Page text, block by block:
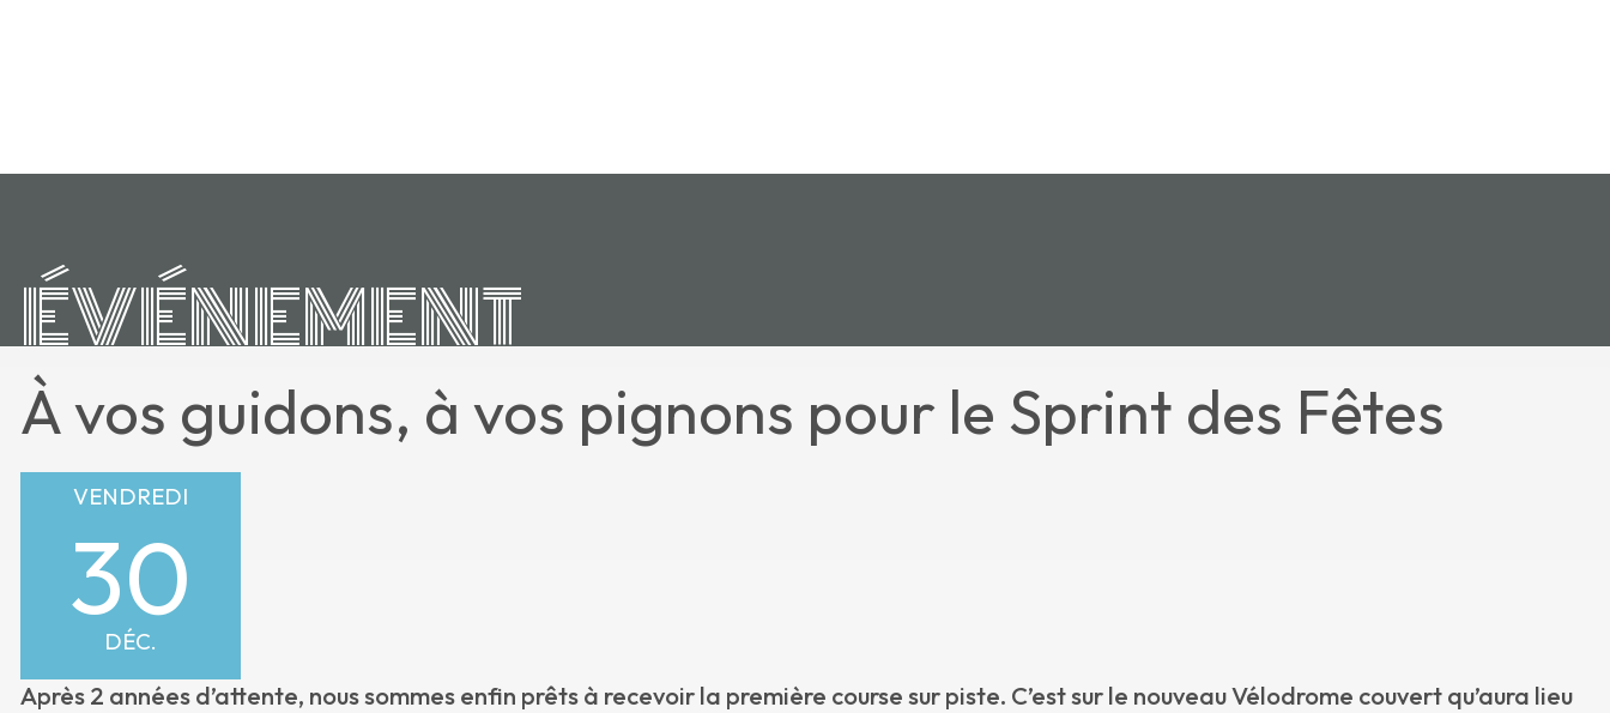
ÉVÉNEMENT
À vos guidons, à vos pignons pour le Sprint des Fêtes
VENDREDI
30
DÉC.
Après 2 années d’attente, nous sommes enfin prêts à recevoir la première course sur piste. C’est sur le nouveau Vélodrome couvert qu’aura lieu